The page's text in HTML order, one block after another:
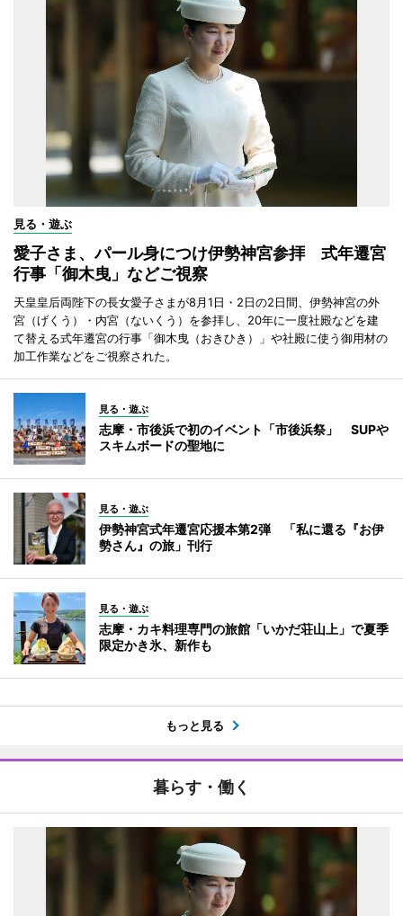
見る・遊ぶ
愛子さま、パール身につけ伊勢神宮参拝 式年遷宮
行事「御木曳」などご視察
天皇皇后両陛下の長女愛子さまが8月1日・2日の2日間、伊勢神宮の外
宮（げくう）・内宮（ないくう）を参拝し、20年に一度社殿などを建
て替える式年遷宮の行事「御木曳（おきひき）」や社殿に使う御用材の
加工作業などをご視察された。
見る・遊ぶ
志摩・市後浜で初のイベント「市後浜祭」 SUPや
スキムボードの聖地に
見る・遊ぶ
伊勢神宮式年遷宮応援本第2弾 「私に還る『お伊
勢さん』の旅」刊行
見る・遊ぶ
志摩・カキ料理専門の旅館「いかだ荘山上」で夏季
限定かき氷、新作も
もっと見る
暮らす・働く